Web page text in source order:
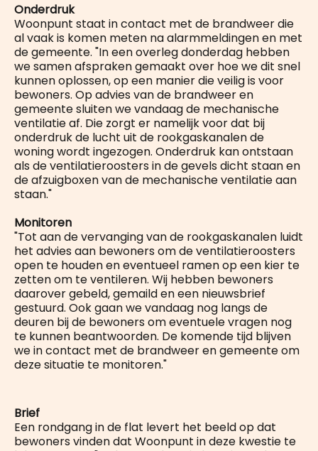
Onderdruk
Woonpunt staat in contact met de brandweer die
al vaak is komen meten na alarmmeldingen en met
de gemeente. "In een overleg donderdag hebben
we samen afspraken gemaakt over hoe we dit snel
kunnen oplossen, op een manier die veilig is voor
bewoners. Op advies van de brandweer en
gemeente sluiten we vandaag de mechanische
ventilatie af. Die zorgt er namelijk voor dat bij
onderdruk de lucht uit de rookgaskanalen de
woning wordt ingezogen. Onderdruk kan ontstaan
als de ventilatieroosters in de gevels dicht staan en
de afzuigboxen van de mechanische ventilatie aan
staan."
Monitoren
"Tot aan de vervanging van de rookgaskanalen luidt
het advies aan bewoners om de ventilatieroosters
open te houden en eventueel ramen op een kier te
zetten om te ventileren. Wij hebben bewoners
daarover gebeld, gemaild en een nieuwsbrief
gestuurd. Ook gaan we vandaag nog langs de
deuren bij de bewoners om eventuele vragen nog
te kunnen beantwoorden. De komende tijd blijven
we in contact met de brandweer en gemeente om
deze situatie te monitoren."
Brief
Een rondgang in de flat levert het beeld op dat
bewoners vinden dat Woonpunt in deze kwestie te